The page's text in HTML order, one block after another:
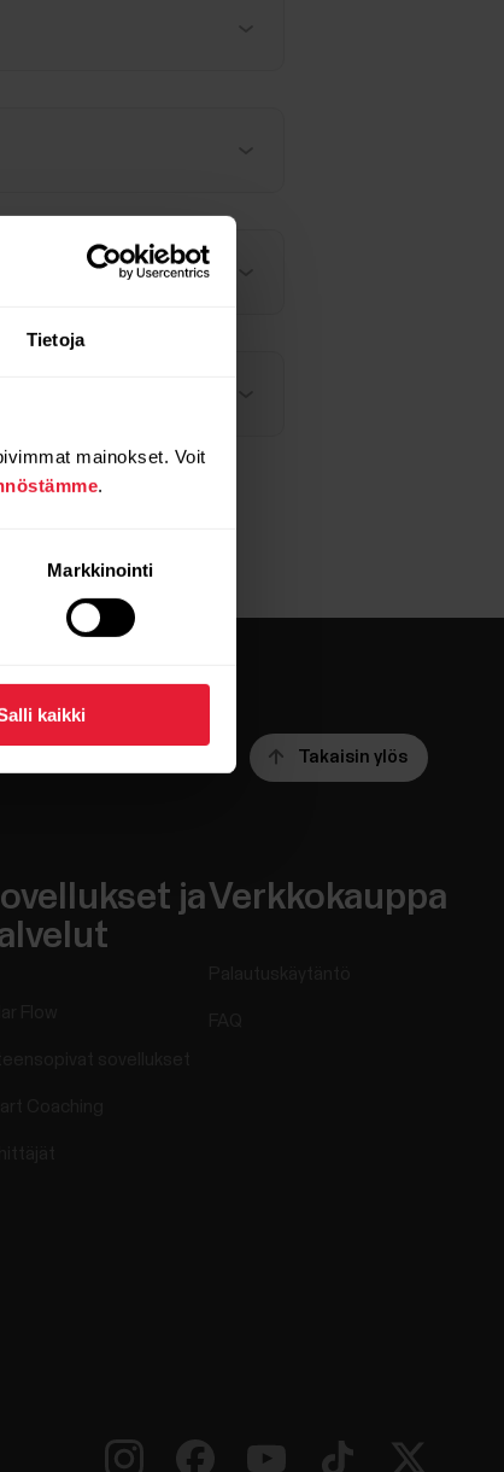
Tietoja
mainokset. Voit
.
Markkinointi
kaikki
V3)
Takaisin ylös
jaVerkkokauppa